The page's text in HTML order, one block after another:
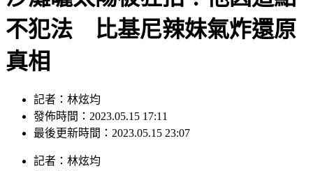
不犯法 比基尼辣妹氣炸還原
真相
發佈時間：2023.05.15 17:11
最後更新時間：2023.05.15 23:07
發佈時間：2023.05.15 17:11